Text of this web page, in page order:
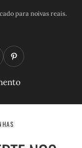
para noivas reais.
P
i
t